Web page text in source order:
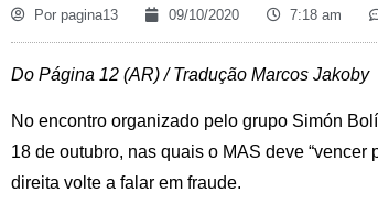
Por pagina13 09/10/2020 7:18 am
Do Página 12 (AR) / Tradução Marcos Jakoby
No encontro organizado pelo grupo Simón
18 de outubro, nas quais o MAS deve “vencer
direita volte a falar em fraude.